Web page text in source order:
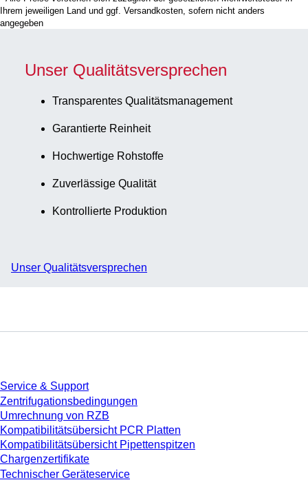
Ihrem jeweiligen Land und ggf. Versandkosten, sofern nicht anders
angegeben
Unser Qualitätsversprechen
Transparentes Qualitätsmanagement
Garantierte Reinheit
Hochwertige Rohstoffe
Zuverlässige Qualität
Kontrollierte Produktion
Unser Qualitätsversprechen
Service & Support
Zentrifugationsbedingungen
Umrechnung von RZB
Kompatibilitätsübersicht PCR Platten
Kompatibilitätsübersicht Pipettenspitzen
Chargenzertifikate
Technischer Geräteservice